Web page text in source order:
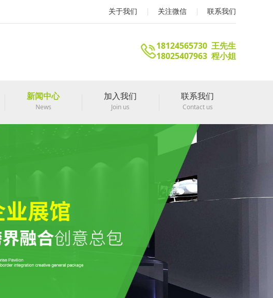
关于我们 关注微信 联系我们
18124565730 王先生
18025407963 程小姐
新闻中心
News
加入我们
Join us
联系我们
Contact us